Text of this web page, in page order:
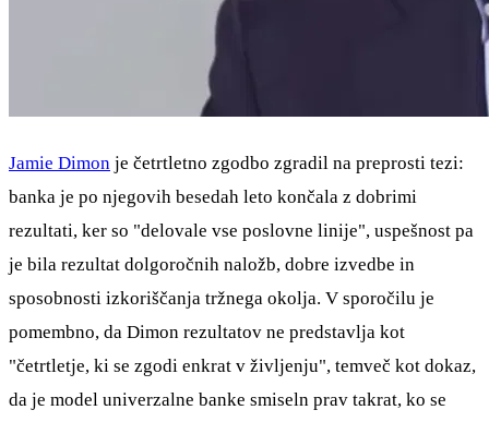
Jamie Dimon je četrtletno zgodbo zgradil na preprosti tezi:
banka je po njegovih besedah leto končala z dobrimi
rezultati, ker so "delovale vse poslovne linije", uspešnost pa
je bila rezultat dolgoročnih naložb, dobre izvedbe in
sposobnosti izkoriščanja tržnega okolja. V sporočilu je
pomembno, da Dimon rezultatov ne predstavlja kot
"četrtletje, ki se zgodi enkrat v življenju", temveč kot dokaz,
da je model univerzalne banke smiseln prav takrat, ko se